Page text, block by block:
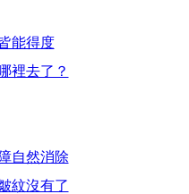
能得度
裡去了？
自然消除
紋沒有了